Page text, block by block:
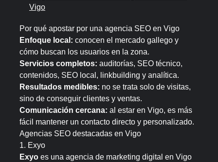
Vigo
Por qué apostar por una agencia SEO en Vigo
Enfoque local: conocen el mercado gallego y
cómo buscan los usuarios en la zona.
Servicios completos: auditorías, SEO técnico,
contenidos, SEO local, linkbuilding y analítica.
Resultados medibles: no se trata solo de visitas,
sino de conseguir clientes y ventas.
Comunicación cercana: al estar en Vigo, es más
fácil mantener un contacto directo y personalizado.
Agencias SEO destacadas en Vigo
1. Exyo
Exyo es una agencia de marketing digital en Vigo